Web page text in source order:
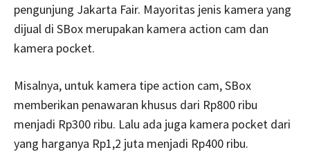
pengunjung Jakarta Fair. Mayoritas jenis kamera yang
dijual di SBox merupakan kamera action cam dan
kamera pocket.
Misalnya, untuk kamera tipe action cam, SBox
memberikan penawaran khusus dari Rp800 ribu
menjadi Rp300 ribu. Lalu ada juga kamera pocket dari
yang harganya Rp1,2 juta menjadi Rp400 ribu.